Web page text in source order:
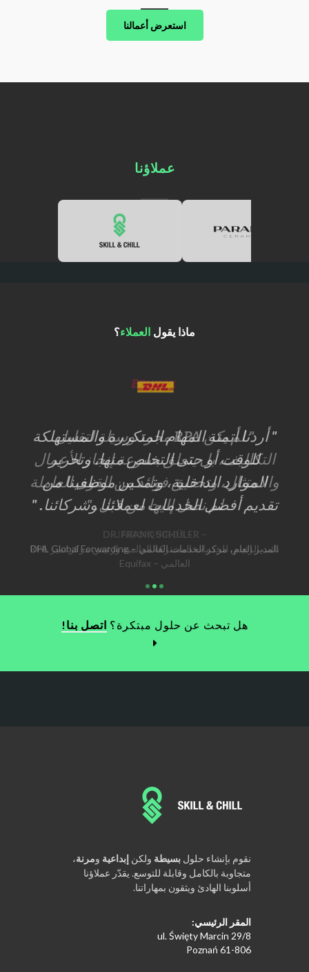
استعرض أعمالنا
عملاؤنا
ماذا يقول العملاء؟
نائب الرئيس للخدمات المشتركة العالمية ورئيس مركز تميز RPA
العالمي – Equifax
أردنا أتمتة المهام المتكررة والمستهلكة
للوقت أو حتى التخلص منها، وتحرير
الموارد الداخلية، وتمكين موظفينا من
تقديم أفضل الخدمات لعملائنا وشركائنا.
المدير العام، مركز الخدمات العالمي – DHL Global Forwarding
هل تبحث عن حلول مبتكرة؟ اتصل بنا!
نقوم بإنشاء حلول بسيطة ولكن إبداعية ومرنة،
متجاوبة بالكامل وقابلة للتوسع. يقدّر عملاؤنا
أسلوبنا الهادئ ويثقون بمهاراتنا.
المقر الرئيسي:
ul. Święty Marcin 29/8
61-806 Poznań